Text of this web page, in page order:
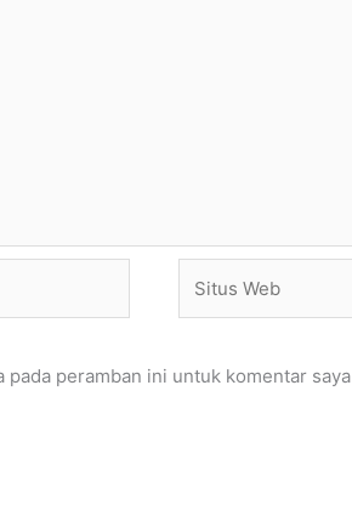
Web
pada peramban ini untuk komentar saya